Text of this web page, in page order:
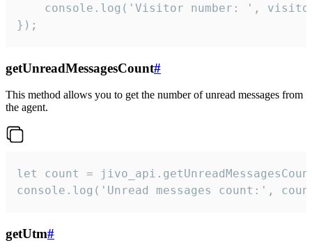
console.log('Visitor number: ',
});
getUnreadMessagesCount#
This method allows you to get the number of unread messages from
the agent.
let count =
console.log('Unread messages count:',
getUtm#